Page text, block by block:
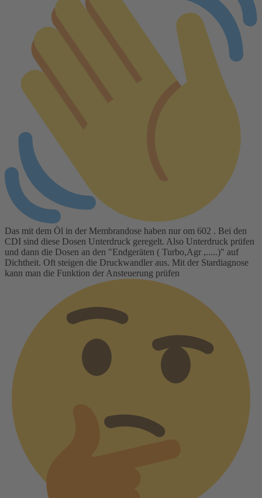
Das mit dem Öl in der Membrandose haben nur om 602 . Bei den
CDI sind diese Dosen Unterdruck geregelt. Also Unterdruck prüfen
und dann die Dosen an den "Endgeräten ( Turbo,Agr ,.....)" auf
Dichtheit. Oft steigen die Druckwandler aus. Mit der Stardiagnose
kann man die Funktion der Ansteuerung prüfen